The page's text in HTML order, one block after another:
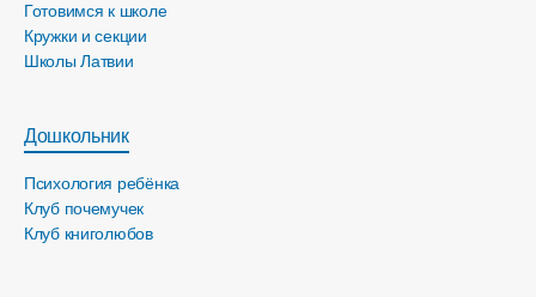
Готовимся к школе
Кружки и секции
Школы Латвии
Дошкольник
Психология ребёнка
Клуб почемучек
Клуб книголюбов